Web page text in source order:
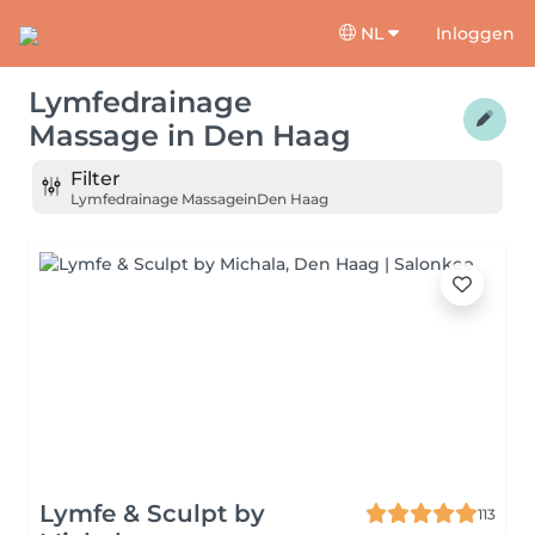
NL Inloggen
Lymfedrainage
Massage in Den Haag
Filter
Lymfedrainage MassageinDen Haag
Lymfe & Sculpt by
113